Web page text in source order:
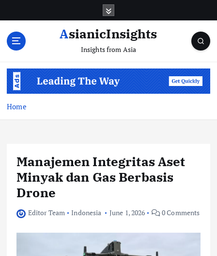
AsianicInsights
Insights from Asia
Home
Manajemen Integritas Aset
Minyak dan Gas Berbasis
Drone
Editor Team Indonesia June 1, 2026 0 Comments